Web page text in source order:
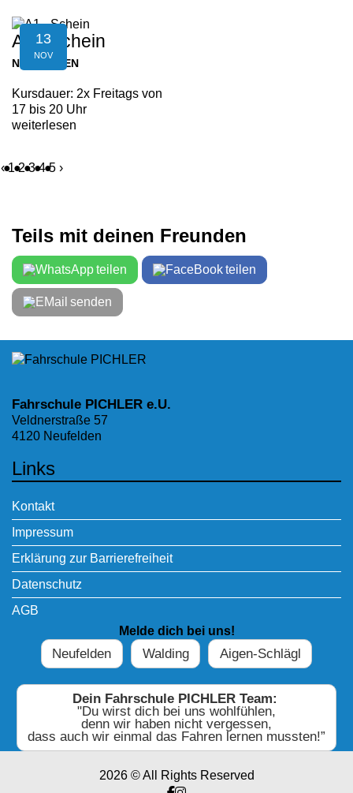
13
NOV
A1 - Schein
NEUFELDEN
Kursdauer: 2x Freitags von
17 bis 20 Uhr
weiterlesen
‹ 1 2 3 4 5 ›
Teils mit deinen Freunden
teilen teilen
senden
Fahrschule PICHLER e.U.
Veldnerstraße 57
4120 Neufelden
Links
Kontakt
Impressum
Erklärung zur Barrierefreiheit
Datenschutz
AGB
Melde dich bei uns!
Neufelden Walding Aigen-Schlägl
Dein Fahrschule PICHLER Team:
"Du wirst dich bei uns wohlfühlen,
denn wir haben nicht vergessen,
dass auch wir einmal das Fahren lernen mussten!”
2026 © All Rights Reserved